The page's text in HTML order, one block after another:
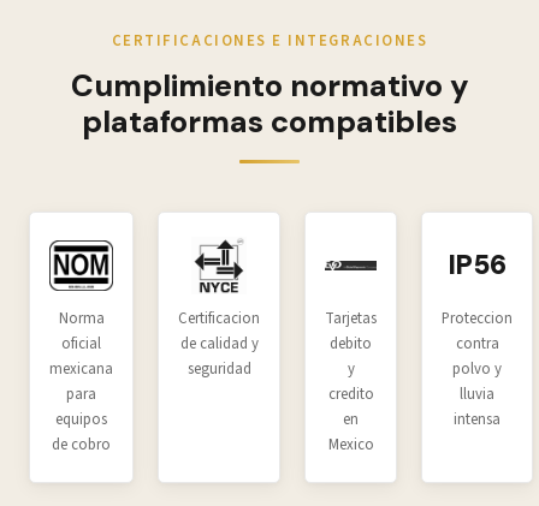
CERTIFICACIONES E INTEGRACIONES
Cumplimiento normativo y
plataformas compatibles
Norma
oficial
mexicana
para
equipos
de cobro
Certificacion
de calidad y
seguridad
Tarjetas
debito
y
credito
en
Mexico
IP56
Proteccion
contra
polvo y
lluvia
intensa